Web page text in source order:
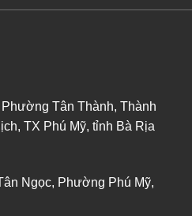
Tân Thành, Thành
TX Phú Mỹ, tỉnh Bà Rịa
Ngọc, Phường Phú Mỹ,